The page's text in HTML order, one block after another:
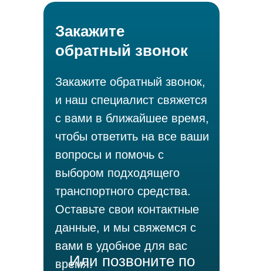
Закажите
обратный звонок
Или позвоните по
Закажите обратный звонок,
и наш специалист свяжется
с вами в ближайшее время,
чтобы ответить на все ваши
вопросы и помочь с
выбором подходящего
транспортного средства.
Оставьте свои контактные
данные, и мы свяжемся с
вами в удобное для вас
время.